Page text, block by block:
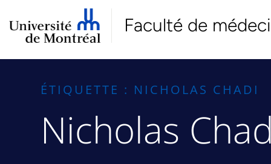
Faculté de
ÉTIQUETTE : NICHOLAS CHADI
Nicholas